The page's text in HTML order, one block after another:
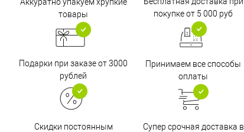
товары
покупке от 5 000 руб
Подарки при заказе от 3000
рублей
Принимаем все способы
оплаты
Скидки постоянным
Супер срочная доставка в